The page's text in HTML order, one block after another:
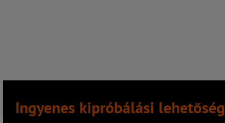
Ingyenes kipróbálási lehetőség